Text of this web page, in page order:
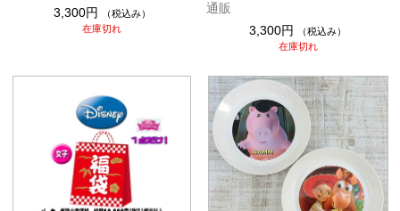
3,300円
（税込み）
在庫切れ
通販
3,300円
（税込み）
在庫切れ